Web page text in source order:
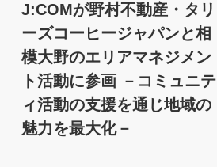
J:COMが野村不動産・タリ
ーズコーヒージャパンと相
模大野のエリアマネジメン
ト活動に参画 －コミュニテ
ィ活動の支援を通じ地域の
魅力を最大化－